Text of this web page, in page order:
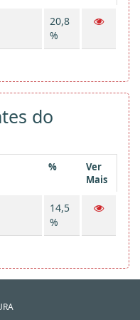
20,8
%
do
%
Ver
Mais
14,5
%